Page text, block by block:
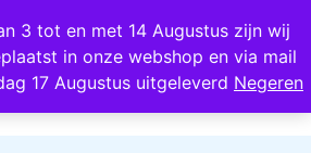
3 tot en met 14 Augustus zijn wij
in onze webshop en via mail
17 Augustus uitgeleverd Negeren
een 4,8 op Google